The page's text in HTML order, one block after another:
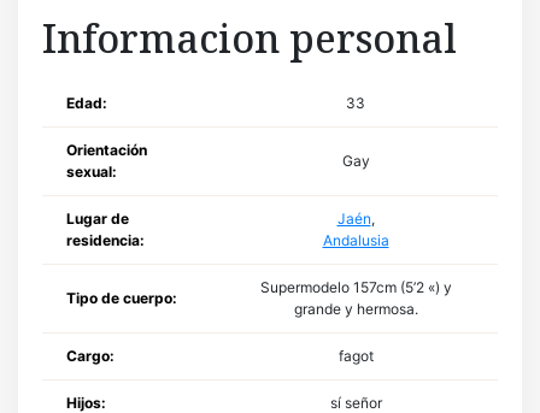
Informacion personal
Edad: 33
Orientación
sexual:
Gay
Lugar de
residencia:
Jaén,
Andalusia
Tipo de cuerpo:
Supermodelo 157cm (5’2 «) y
grande y hermosa.
Cargo: fagot
Hijos: sí señor